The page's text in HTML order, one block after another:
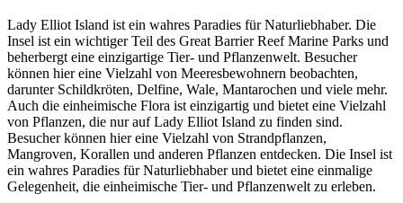
Lady Elliot Island ist ein wahres Paradies für Naturliebhaber. Die
Insel ist ein wichtiger Teil des Great Barrier Reef Marine Parks und
beherbergt eine einzigartige Tier- und Pflanzenwelt. Besucher
können hier eine Vielzahl von Meeresbewohnern beobachten,
darunter Schildkröten, Delfine, Wale, Mantarochen und viele mehr.
Auch die einheimische Flora ist einzigartig und bietet eine Vielzahl
von Pflanzen, die nur auf Lady Elliot Island zu finden sind.
Besucher können hier eine Vielzahl von Strandpflanzen,
Mangroven, Korallen und anderen Pflanzen entdecken. Die Insel ist
ein wahres Paradies für Naturliebhaber und bietet eine einmalige
Gelegenheit, die einheimische Tier- und Pflanzenwelt zu erleben.